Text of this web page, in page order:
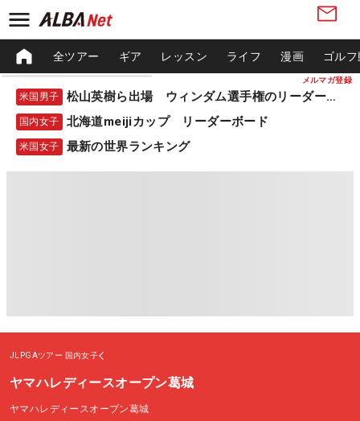
メルマガ登録
全ツアー ギア レッスン ライフ 漫画 ゴル
米国男子 松山英樹ら出場 ウィンダム選手権のリーダーボード
国内女子 北海道meijiカップ リーダーボード
米国女子 最新の世界ランキング
JLPGAツアー 国内女子
ヤマハレディースオープン葛城
ヤマハレディースオープン葛城